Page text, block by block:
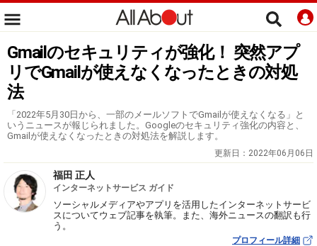
Gmailのセキュリティが強化！ 突然アプ
リでGmailが使えなくなったときの対処
法
「2022年5月30日から、一部のメールソフトでGmailが使えなくなる」と
いうニュースが報じられました。Googleのセキュリティ強化の内容と、
Gmailが使えなくなったときの対処法を解説します。
更新日： 2022年06月06日
福田 正人
インターネットサービス ガイド
ソーシャルメディアやアプリを活用したインターネットサービ
スについてウェブ記事を執筆。また、海外ニュースの翻訳も行
う。
プロフィール詳細